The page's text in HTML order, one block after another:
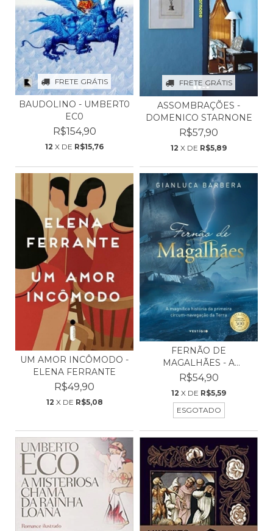
FRETE GRÁTIS
BAUDOLINO - UMBERT0
EC0
R$154,90
12 X DE R$15,76
FRETE GRÁTIS
ASSOMBRAÇÕES -
DOMENICO STARNONE
R$57,90
12 X DE R$5,89
UM AMOR INCÔMODO -
ELENA FERRANTE
R$49,90
12 X DE R$5,08
FERNÃO DE
MAGALHÃES - A
MAGNÍFICA HISTÓR...
R$54,90
12 X DE R$5,59
ESGOTADO